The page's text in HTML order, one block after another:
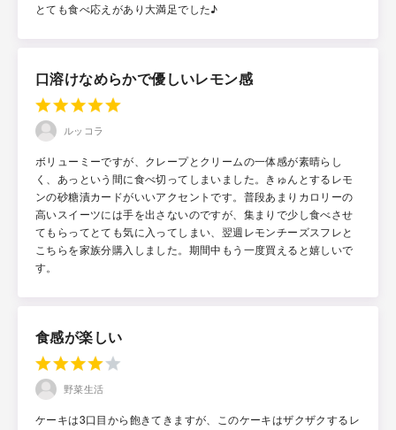
とても食べ応えがあり大満足でした♪
口溶けなめらかで優しいレモン感
ルッコラ
ボリューミーですが、クレープとクリームの一体感が素晴らし
く、あっという間に食べ切ってしまいました。きゅんとするレモ
ンの砂糖漬カードがいいアクセントです。普段あまりカロリーの
高いスイーツには手を出さないのですが、集まりで少し食べさせ
てもらってとても気に入ってしまい、翌週レモンチーズスフレと
こちらを家族分購入しました。期間中もう一度買えると嬉しいで
す。
食感が楽しい
野菜生活
ケーキは3口目から飽きてきますが、このケーキはザクザクするレ